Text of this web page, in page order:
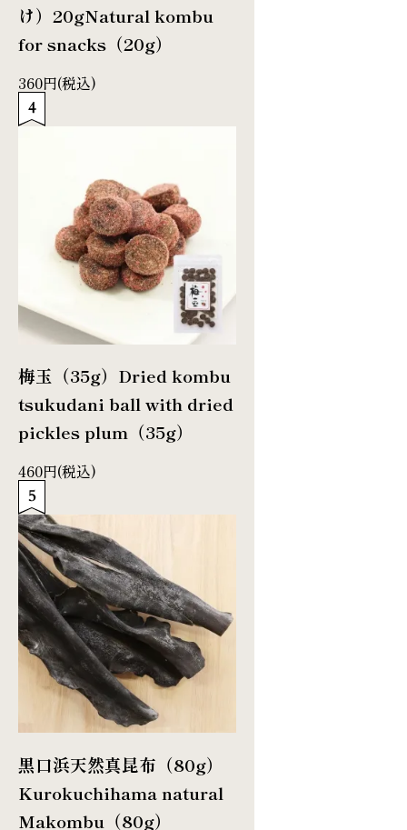
け）20gNatural kombu
for snacks（20g）
360円(税込)
梅玉（35g） Dried kombu
tsukudani ball with dried
pickles plum（35g）
460円(税込)
黒口浜天然真昆布（80g）
Kurokuchihama natural
Makombu（80g）